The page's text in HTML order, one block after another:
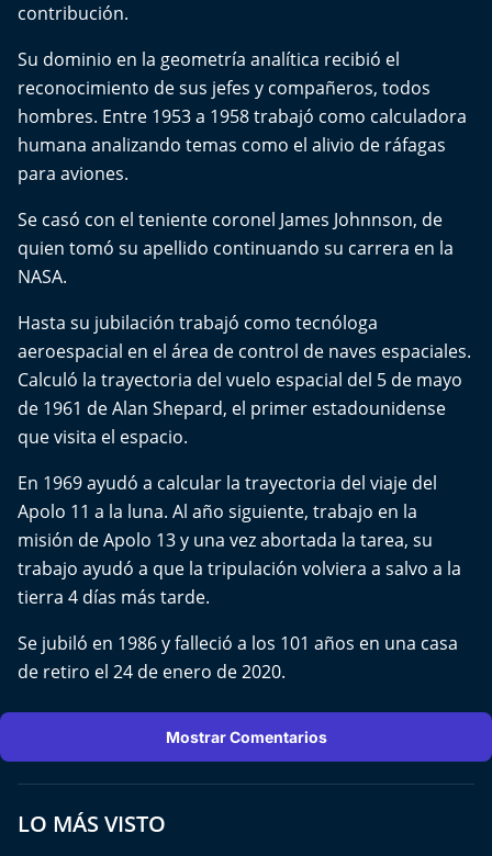
Bío Bío en Ruta
Especiales
Chiche cuadra y su parrilla
Agenda Propia
Carrera a La Moneda
Aquí Estamos
Trasnoche
Reto Inmobiliario
Yo invito
contribución.
Su dominio en la geometría analítica recibió el
reconocimiento de sus jefes y compañeros, todos
hombres. Entre 1953 a 1958 trabajó como calculadora
humana analizando temas como el alivio de ráfagas
para aviones.
Se casó con el teniente coronel James Johnnson, de
quien tomó su apellido continuando su carrera en la
NASA.
Hasta su jubilación trabajó como tecnóloga
aeroespacial en el área de control de naves espaciales.
Calculó la trayectoria del vuelo espacial del 5 de mayo
de 1961 de Alan Shepard, el primer estadounidense
que visita el espacio.
En 1969 ayudó a calcular la trayectoria del viaje del
Apolo 11 a la luna. Al año siguiente, trabajo en la
misión de Apolo 13 y una vez abortada la tarea, su
trabajo ayudó a que la tripulación volviera a salvo a la
tierra 4 días más tarde.
Se jubiló en 1986 y falleció a los 101 años en una casa
de retiro el 24 de enero de 2020.
Mostrar Comentarios
LO MÁS VISTO